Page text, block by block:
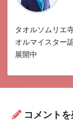
タオルソムリエ
オルマイスター
展開中
コメント